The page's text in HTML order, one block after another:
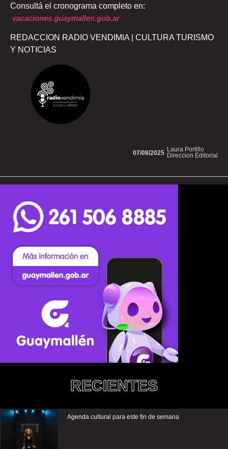
Consultá el cronograma completo en:
vacaciones.guaymallen.gob.ar
REDACCION RADIO VENDIMIA | CULTURA TURISMO
Y NOTICIAS
Laura Portillo
Direccion Editorial
07/08/2025
RECIENTES
Agenda cultural para este fin de semana